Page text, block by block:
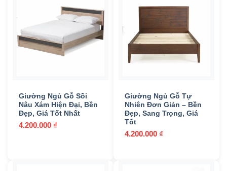
Nội thất văn phòng
Phòng ăn & Bếp (846)
Phòng ngủ
Sofa phòng khách
(101)
Giường Ngủ Gỗ Sồi
Nâu Xám Hiện Đại, Bền
Đẹp, Giá Tốt Nhất
4.200.000 ₫
Giường Ngủ Gỗ Tự
Nhiên Đơn Giản – Bền
Đẹp, Sang Trọng, Giá
Tốt
4.200.000 ₫